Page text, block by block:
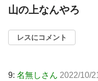
山の上なんやろ
レスにコメント
9: 名無しさん 2022/10/